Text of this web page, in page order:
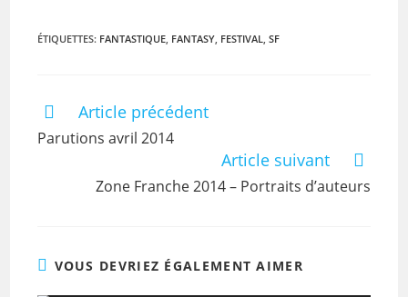
ÉTIQUETTES: FANTASTIQUE, FANTASY, FESTIVAL, SF
Article précédent
Parutions avril 2014
Article suivant
Zone Franche 2014 – Portraits d’auteurs
VOUS DEVRIEZ ÉGALEMENT AIMER